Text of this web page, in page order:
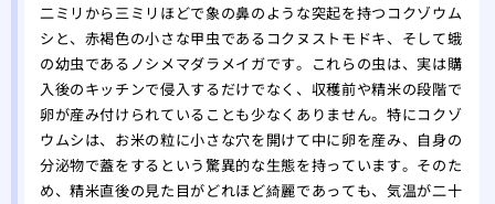
二ミリから三ミリほどで象の鼻のような突起を持つコクゾウム
シと、赤褐色の小さな甲虫であるコクヌストモドキ、そして蛾
の幼虫であるノシメマダラメイガです。これらの虫は、実は購
入後のキッチンで侵入するだけでなく、収穫前や精米の段階で
卵が産み付けられていることも少なくありません。特にコクゾ
ウムシは、お米の粒に小さな穴を開けて中に卵を産み、自身の
分泌物で蓋をするという驚異的な生態を持っています。そのた
め、精米直後の見た目がどれほど綺麗であっても、気温が二十